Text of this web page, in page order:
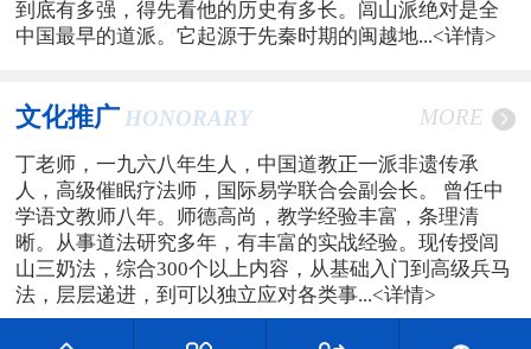
到底有多强，得先看他的历史有多长。闾山派绝对是全
中国最早的道派。它起源于先秦时期的闽越地...<详情>
文化推广 HONORARY MORE
丁老师，一九六八年生人，中国道教正一派非遗传承
人，高级催眠疗法师，国际易学联合会副会长。 曾任中
学语文教师八年。师德高尚，教学经验丰富，条理清
晰。从事道法研究多年，有丰富的实战经验。现传授闾
山三奶法，综合300个以上内容，从基础入门到高级兵马
法，层层递进，到可以独立应对各类事...<详情>